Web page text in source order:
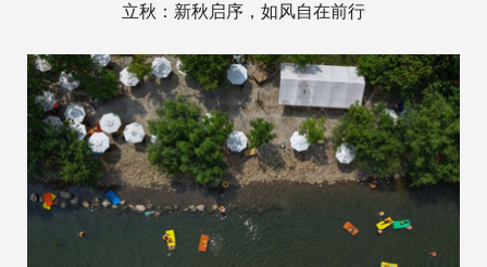
立秋：新秋启序，如风自在前行